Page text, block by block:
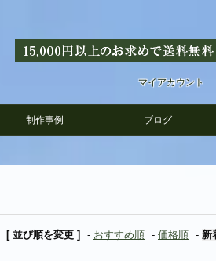
マイアカウント
制作事例 ブログ
[ 並び順を変更 ] - おすすめ順 - 価格順 - 新